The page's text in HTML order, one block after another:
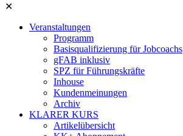
✕
Veranstaltungen
Programm
Basisqualifizierung für Jobcoachs
gFAB inklusiv
SPZ für Führungskräfte
Inhouse
Kundenmeinungen
Archiv
KLARER KURS
Artikelübersicht